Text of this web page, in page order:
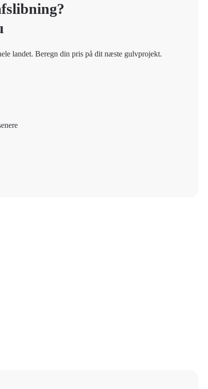
landet. Beregn din pris på dit næste gulvprojekt.